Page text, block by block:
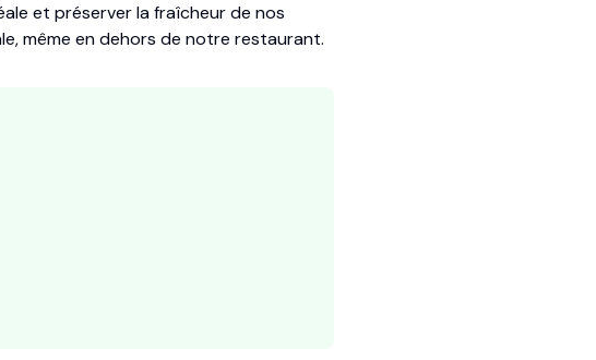
et préserver la fraîcheur de nos
même en dehors de notre restaurant.